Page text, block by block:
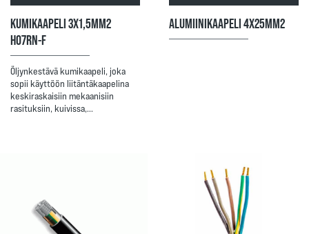
KUMIKAAPELI 3X1,5MM2
H07RN-F
Öljynkestävä kumikaapeli, joka
sopii käyttöön liitäntäkaapelina
keskiraskaisiin mekaanisiin
rasituksiin, kuivissa,…
ALUMIINIKAAPELI 4X25MM2